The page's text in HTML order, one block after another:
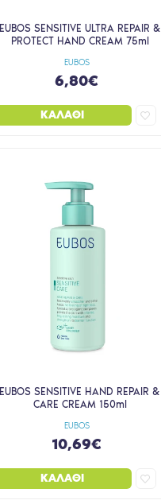
EUBOS
EUBOS SENSITIVE ULTRA REPAIR &
PROTECT HAND CREAM 75ml
6,80€
ΚΑΛΆΘΙ
EUBOS
EUBOS SENSITIVE HAND REPAIR &
CARE CREAM 150ml
10,69€
ΚΑΛΆΘΙ